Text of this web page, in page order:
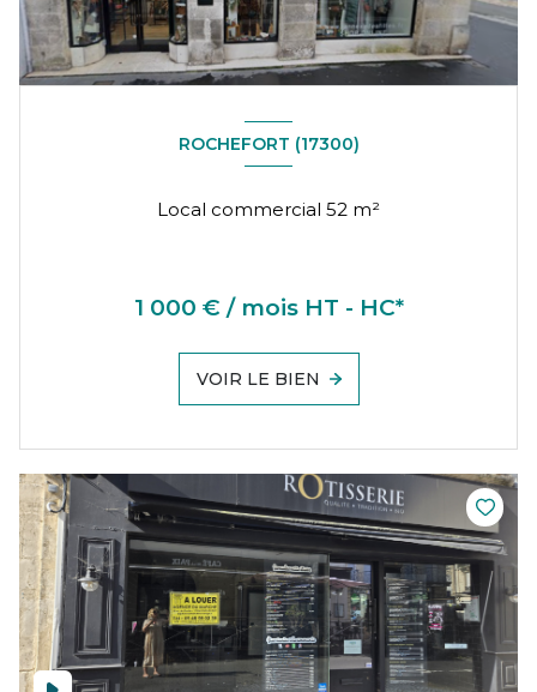
ROCHEFORT (17300)
Local commercial 52 m²
1 000 € / mois HT - HC*
VOIR LE BIEN